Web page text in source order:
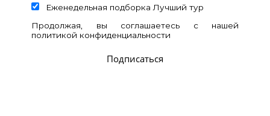
Еженедельная подборка Лучший тур
Продолжая, вы соглашаетесь с нашей
политикой конфиденциальности